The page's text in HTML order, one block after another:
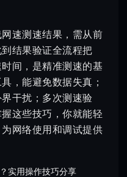
速测速结果，需从前
结果验证全流程把
间，是精准测速的基
，能避免数据失真；
干扰；多次测速验
这些技巧，你就能轻
网络使用和调试提供
实用操作技巧分享